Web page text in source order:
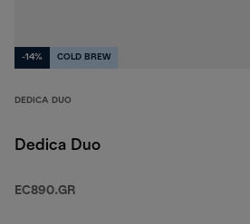
-14% COLD BREW
DEDICA DUO
Dedica Duo
EC890.GR